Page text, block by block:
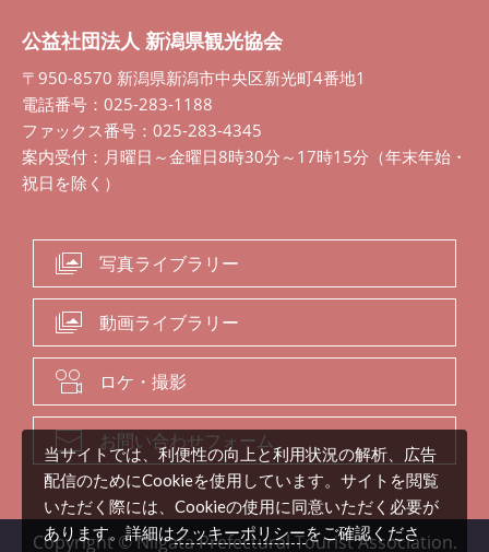
公益社団法人 新潟県観光協会
〒950-8570 新潟県新潟市中央区新光町4番地1
電話番号：025-283-1188
ファックス番号：025-283-4345
案内受付：月曜日～金曜日8時30分～17時15分（年末年始・
祝日を除く）
写真ライブラリー
動画ライブラリー
ロケ・撮影
お問い合わせフォーム
Copyright © Niigata Prefectural Tourist Association.
当サイトでは、利便性の向上と利用状況の解析、広告
配信のためにCookieを使用しています。サイトを閲覧
いただく際には、Cookieの使用に同意いただく必要が
あります。詳細はクッキーポリシーをご確認くださ